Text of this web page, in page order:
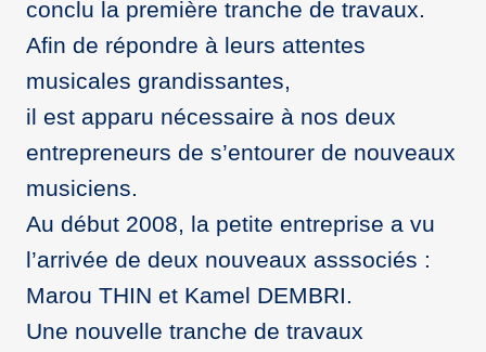
conclu la première tranche de travaux.
Afin de répondre à leurs attentes
musicales grandissantes,
il est apparu nécessaire à nos deux
entrepreneurs de s’entourer de nouveaux
musiciens.
Au début 2008, la petite entreprise a vu
l’arrivée de deux nouveaux asssociés :
Marou THIN et Kamel DEMBRI.
Une nouvelle tranche de travaux